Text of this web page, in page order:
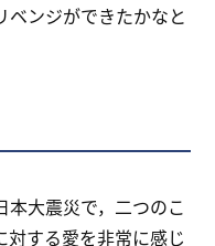
ベンジができたかなと
大震災で，二つのこ
対する愛を非常に感じ